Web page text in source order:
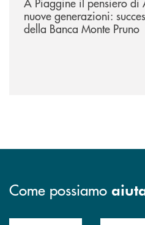
nuove generazioni:
della Banca Monte Pruno
Come possiamo